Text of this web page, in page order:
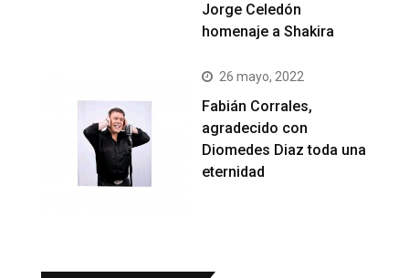
Jorge Celedón
homenaje a Shakira
26 mayo, 2022
Fabián Corrales,
agradecido con
Diomedes Diaz toda una
eternidad